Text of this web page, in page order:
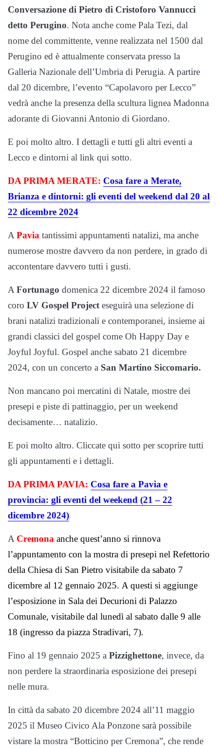
Conversazione di Pietro di Cristoforo Vannucci
detto Perugino. Nota anche come Pala Tezi, dal
nome del committente, venne realizzata nel 1500 dal
Perugino ed è attualmente conservata presso la
Galleria Nazionale dell’Umbria di Perugia. A partire
dal 20 dicembre, l’evento “Capolavoro per Lecco”
vedrà anche la presenza della scultura lignea Madonna
adorante di Giovanni Antonio di Giordano.
E poi molto altro. I dettagli e tutti gli altri eventi a
Lecco e dintorni al link qui sotto.
DA PRIMA MERATE: Cosa fare a Merate,
Brianza e dintorni: gli eventi del weekend dal 20 al
22 dicembre 2024
APavia tantissimi appuntamenti natalizi, ma anche
numerose mostre davvero da non perdere, in grado di
accontentare davvero tutti i gusti.
AFortunago domenica 22 dicembre 2024 il famoso
coro LV Gospel Projecteseguirà una selezione di
brani natalizi tradizionali e contemporanei, insieme ai
grandi classici del gospel come Oh Happy Day e
Joyful Joyful. Gospel anche sabato 21 dicembre
2024, con un concerto a San Martino Siccomario.
Non mancano poi mercatini di Natale, mostre dei
presepi e piste di pattinaggio, per un weekend
decisamente… natalizio.
E poi molto altro. Cliccate qui sotto per scoprire tutti
gli appuntamenti e i dettagli.
DA PRIMA PAVIA: Cosa fare a Pavia e
provincia: gli eventi del weekend (21 – 22
dicembre 2024)
A Cremona anche quest’anno si rinnova
l’appuntamento con la mostra di presepi nel Refettorio
della Chiesa di San Pietro visitabile da sabato 7
dicembre al 12 gennaio 2025. A questi si aggiunge
l’esposizione in Sala dei Decurioni di Palazzo
Comunale, visitabile dal lunedì al sabato dalle 9 alle
18 (ingresso da piazza Stradivari, 7).
Fino al 19 gennaio 2025 a Pizzighettone, invece, da
non perdere la straordinaria esposizione dei presepi
nelle mura.
In città da sabato 20 dicembre 2024 all’11 maggio
2025 il Museo Civico Ala Ponzone sarà possibile
vistare la mostra “Botticino per Cremona”, che rende